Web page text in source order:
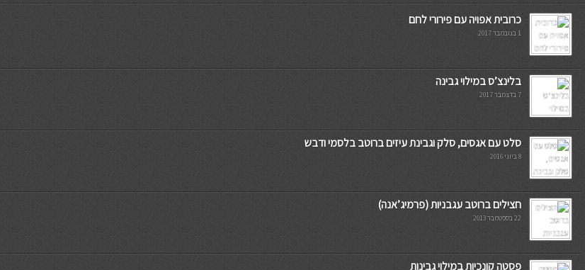
כרובית אפויה עם פירורי לחם
1 בנובמבר 2017
בלינצ’ס במילוי גבינה
7 בדצמבר 2017
סלט עם אגסים, סלק וגבינת עיזים ברוטב בלסמי ודבש
8 ביוני 2016
חצילים ברוטב עגבניות (פרמיג’אנה)
22 בספטמבר 2013
פסטה קונכיות במילוי גבינות